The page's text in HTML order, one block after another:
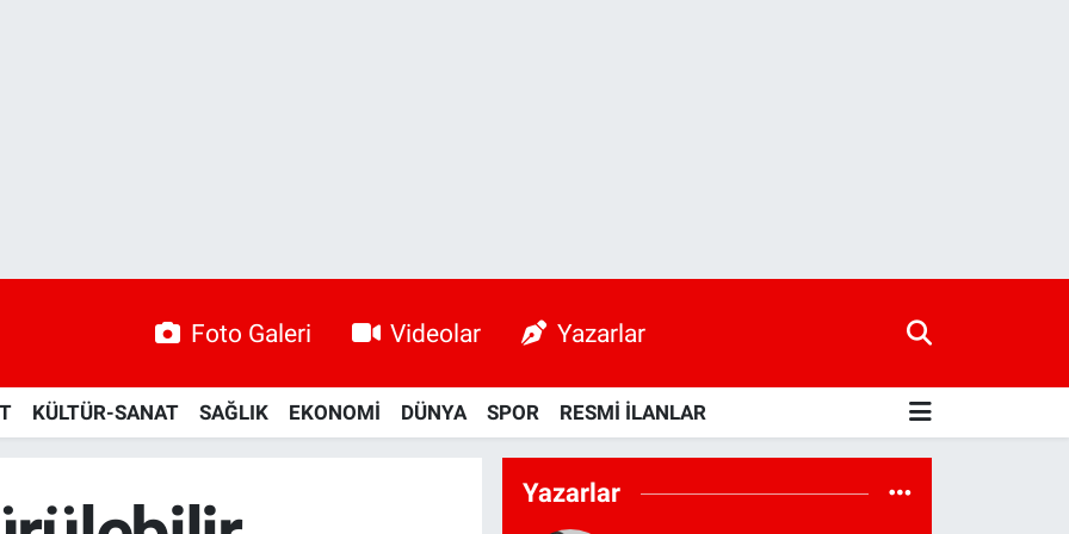
Foto Galeri Videolar Yazarlar
KÜLTÜR-SANAT SAĞLIK EKONOMİ DÜNYA SPOR RESMİ İLANLAR
Yazarlar